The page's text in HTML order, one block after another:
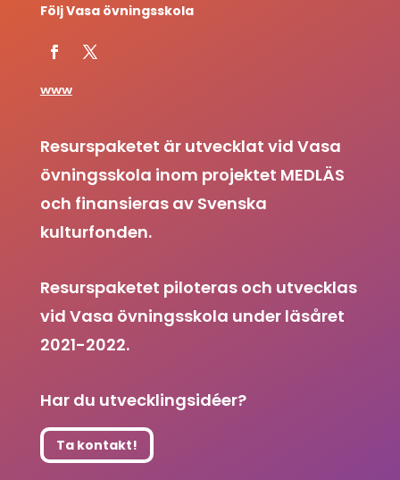
Följ Vasa övningsskola
www
Resurspaketet är utvecklat vid Vasa
övningsskola inom projektet MEDLÄS
och finansieras av Svenska
kulturfonden.
Resurspaketet piloteras och utvecklas
vid Vasa övningsskola under läsåret
2021-2022.
Har du utvecklingsidéer?
Ta kontakt!